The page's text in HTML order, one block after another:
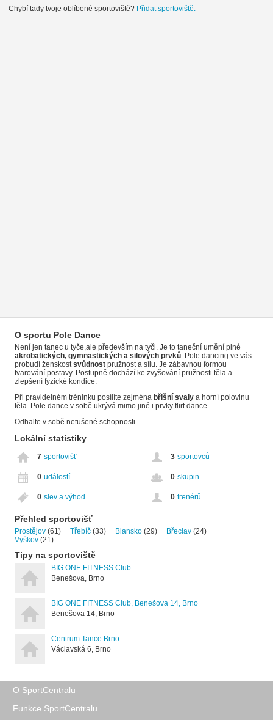
Chybí tady tvoje oblíbené sportoviště? Přidat sportoviště.
O sportu Pole Dance
Není jen tanec u tyče,ale především na tyči. Je to taneční umění plné
akrobatických, gymnastických a silových prvků . Pole dancing ve vás
probudí ženskost svůdnost pružnost a sílu. Je zábavnou formou
tvarování postavy. Postupně dochází ke zvyšování pružnosti těla a
zlepšení fyzické kondice.
Při pravidelném tréninku posílíte zejména břišní svaly a horní polovinu
těla. Pole dance v sobě ukrývá mimo jiné i prvky flirt dance.
Odhalte v sobě netušené schopnosti.
Lokální statistiky
7 sportovišť 3 sportovců
0 událostí 0 skupin
0 slev a výhod 0 trenérů
Přehled sportovišť
Prostějov (61) Třebíč (33) Blansko (29) Břeclav (24)
Vyškov (21)
Tipy na sportoviště
BIG ONE FITNESS Club
Benešova, Brno
BIG ONE FITNESS Club, Benešova 14, Brno
Benešova 14, Brno
Centrum Tance Brno
Václavská 6, Brno
O SportCentralu
Funkce SportCentralu